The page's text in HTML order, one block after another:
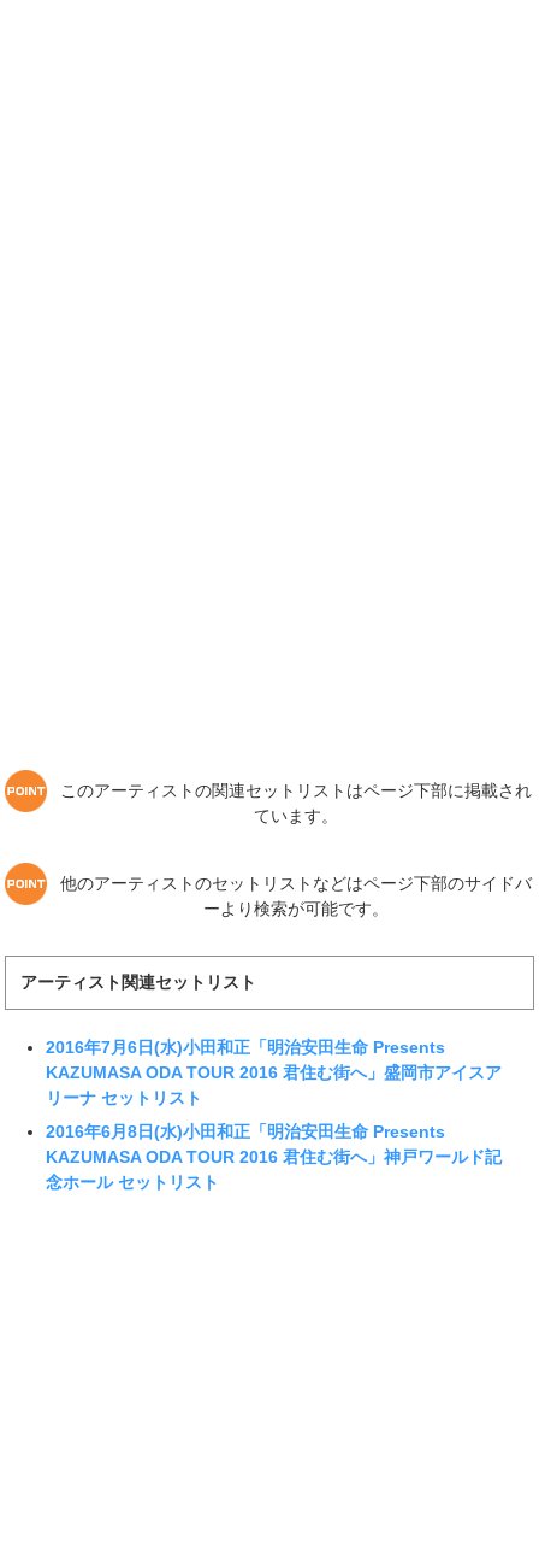
このアーティストの関連セットリストはページ下部に掲載され
ています。
他のアーティストのセットリストなどはページ下部のサイドバ
ーより検索が可能です。
アーティスト関連セットリスト
2016年7月6日(水)小田和正「明治安田生命 Presents
KAZUMASA ODA TOUR 2016 君住む街へ」盛岡市アイスア
リーナ セットリスト
2016年6月8日(水)小田和正「明治安田生命 Presents
KAZUMASA ODA TOUR 2016 君住む街へ」神戸ワールド記
念ホール セットリスト